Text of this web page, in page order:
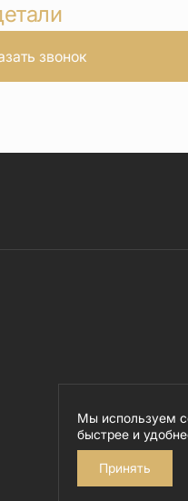
звонок
Мы используем
быстрее и
Принять